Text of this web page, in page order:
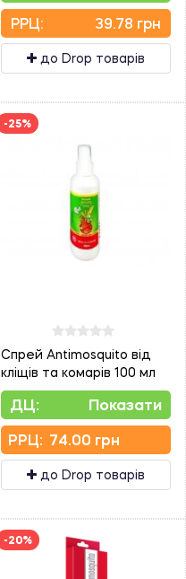
PPЦ: 39.78 грн
до Drop товарів
-25%
Спрей Antimosquito від
кліщів та комарів 100 мл
ДЦ: Показати
PPЦ: 74.00 грн
до Drop товарів
-20%